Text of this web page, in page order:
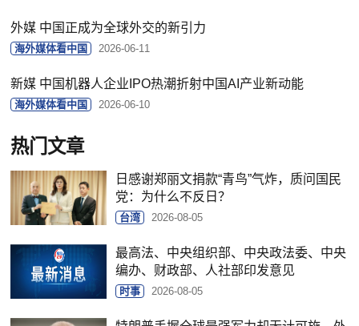
外媒 中国正成为全球外交的新引力
海外媒体看中国 2026-06-11
新媒 中国机器人企业IPO热潮折射中国AI产业新动能
海外媒体看中国 2026-06-10
热门文章
日感谢郑丽文捐款“青鸟”气炸，质问国民
党：为什么不反日？
台湾 2026-08-05
最高法、中央组织部、中央政法委、中央
编办、财政部、人社部印发意见
时事 2026-08-05